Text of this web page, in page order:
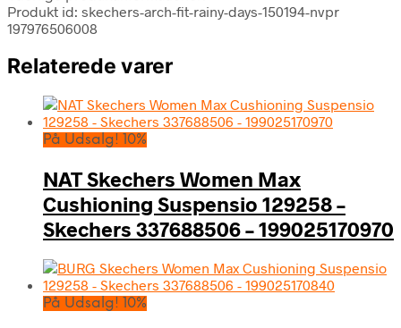
Produkt id: skechers-arch-fit-rainy-days-150194-nvpr
197976506008
Relaterede varer
På Udsalg! 10%
NAT Skechers Women Max
Cushioning Suspensio 129258 –
Skechers 337688506 – 199025170970
På Udsalg! 10%